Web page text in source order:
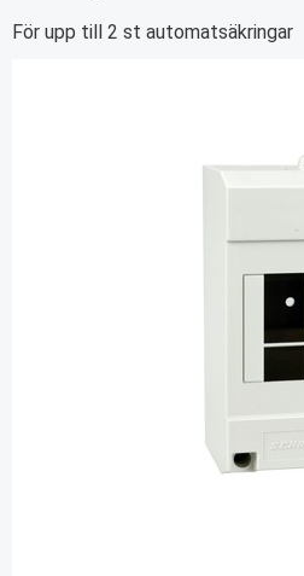
För upp till 2 st automatsäkringar